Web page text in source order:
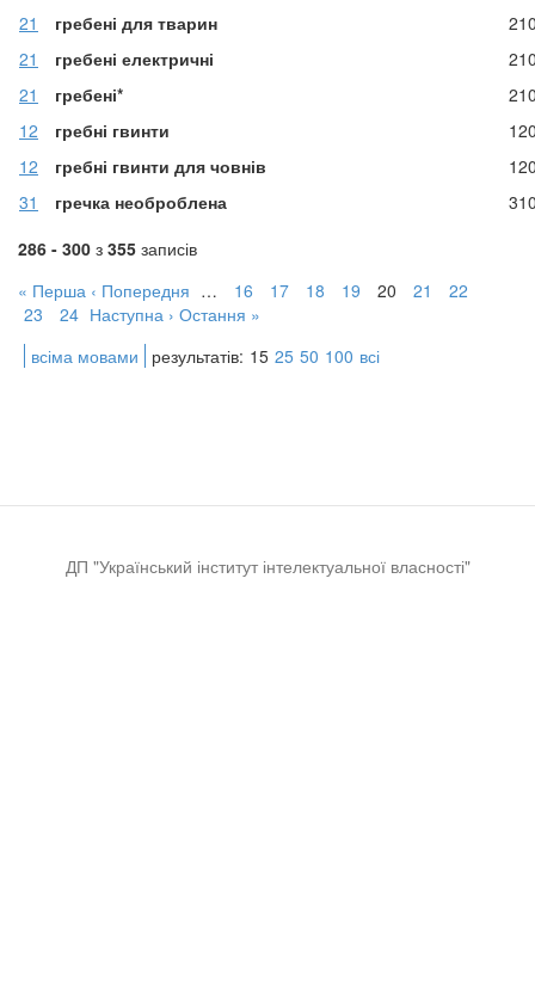
21
гребені для тварин
21
гребені електричні
21
гребені*
12
гребні гвинти
12
гребні гвинти для човнів
31
гречка необроблена
286 - 300 з 355 записів
« Перша ‹ Попередня … 16 17 18 19 20 21
22
23
24 Наступна › Остання »
всіма мовами
результатів: 15 25 50 100 всі
ДП "Український інститут інтелектуальної власності"